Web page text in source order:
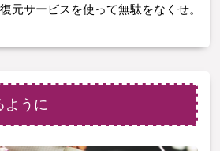
元サービスを使って無駄をなくせ。
ように